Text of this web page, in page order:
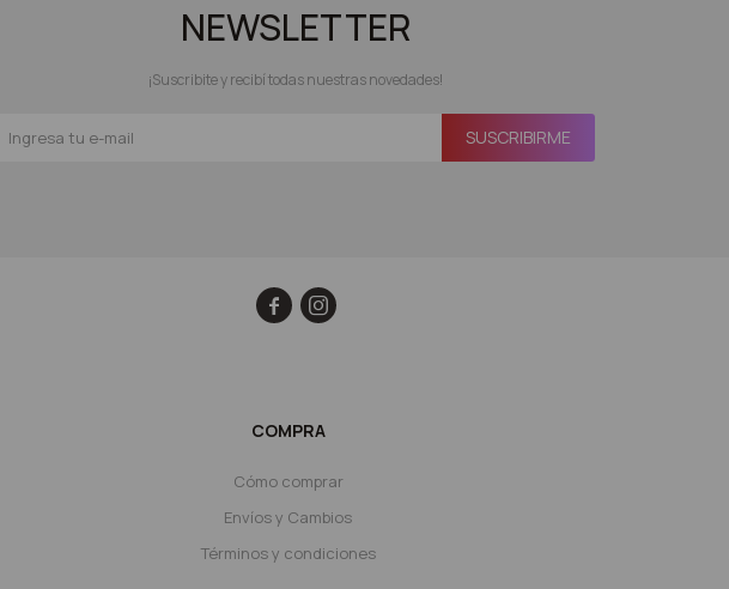
COMPRA
Cómo comprar
Envíos y Cambios
Términos y condiciones
NEWSLETTER
¡Suscribite y recibí todas nuestras novedades!
SUSCRIBIRME
 